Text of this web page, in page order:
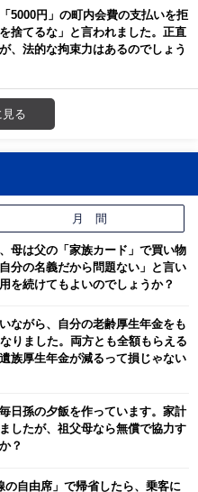
5000円」の町内会費の支払いを拒
捨てるな」と言われました。正直
、法的な拘束力はあるのでしょう
見る
月 間
母は父の「家族カード」で買い物
分の名義だから問題ない」と言い
を続けてもよいのでしょうか？
ながら、自分の老齢厚生年金をも
りました。両方とも全額もらえる
族厚生年金が減るって損じゃない
日孫の夕飯を作っています。家計
したが、祖父母なら無償で協力す
？
の自由席」で帰省したら、乗客に